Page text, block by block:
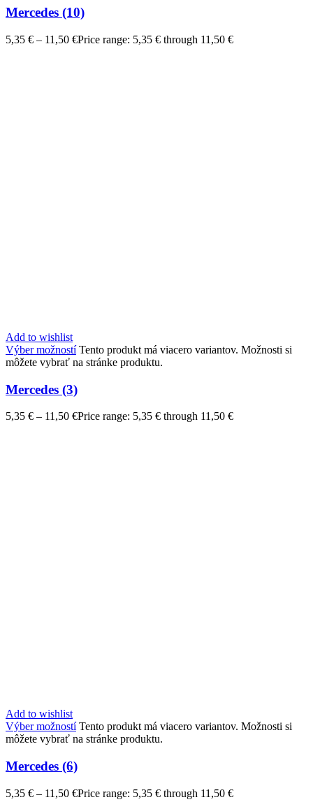
Mercedes (10)
5,35 € – 11,50 €Price range: 5,35 € through 11,50 €
Add to wishlist
Výber možností Tento produkt má viacero variantov. Možnosti si
môžete vybrať na stránke produktu.
Mercedes (3)
5,35 € – 11,50 €Price range: 5,35 € through 11,50 €
Add to wishlist
Výber možností Tento produkt má viacero variantov. Možnosti si
môžete vybrať na stránke produktu.
Mercedes (6)
5,35 € – 11,50 €Price range: 5,35 € through 11,50 €